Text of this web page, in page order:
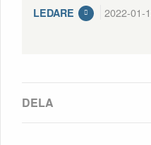
LEDARE 2022-01-